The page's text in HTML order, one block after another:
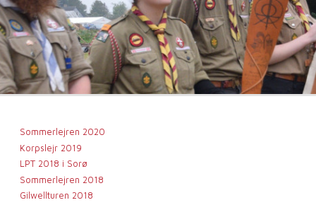
Sommerlejren 2020
Korpslejr 2019
LPT 2018 i Sorø
Sommerlejren 2018
Gilwellturen 2018